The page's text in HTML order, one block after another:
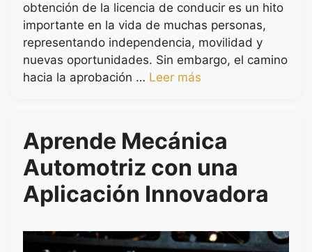
obtención de la licencia de conducir es un hito
importante en la vida de muchas personas,
representando independencia, movilidad y
nuevas oportunidades. Sin embargo, el camino
hacia la aprobación … Leer más
Aprende Mecánica
Automotriz con una
Aplicación Innovadora